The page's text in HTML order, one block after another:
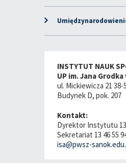
INSTYTUT NAUK
UP im. Jana
ul. Mickiewicza 21 38-
Budynek D, pok. 207
Kontakt:
Dyrektor Instytutu 13
Sekretariat 13 46 55
isa@pwsz-